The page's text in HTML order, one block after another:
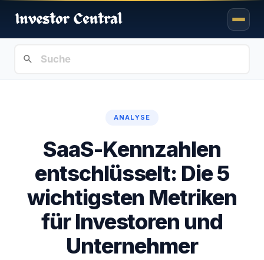
ANALYSE
SaaS-Kennzahlen
entschlüsselt: Die 5
wichtigsten Metriken
für Investoren und
Unternehmer